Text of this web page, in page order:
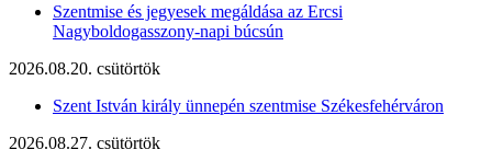
Szentmise és jegyesek megáldása az Ercsi
Nagyboldogasszony-napi búcsún
2026.08.20. csütörtök
Szent István király ünnepén szentmise Székesfehérváron
2026.08.27. csütörtök